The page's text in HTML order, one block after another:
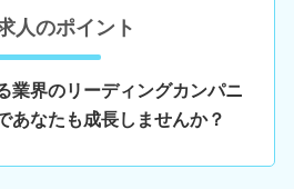
人のポイント
業界のリーディングカンパニ
あなたも成長しませんか？